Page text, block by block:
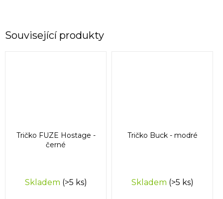
Související produkty
Tričko FUZE Hostage -
černé
Skladem (>5 ks)
Tričko Buck - modré
Skladem (>5 ks)